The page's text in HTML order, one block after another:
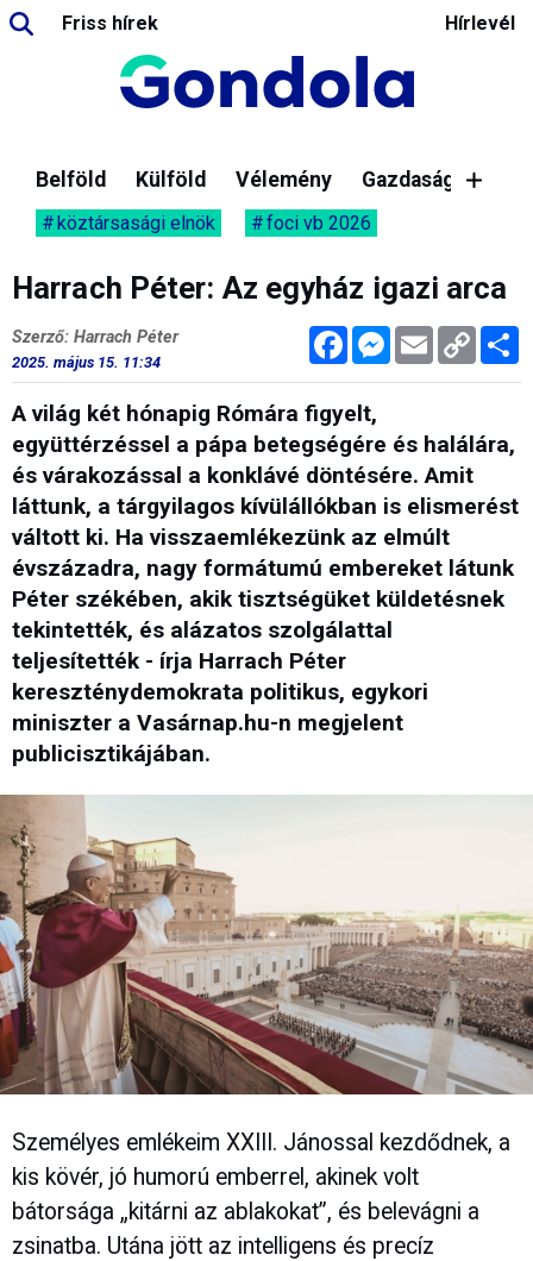
Friss hírek Hírlevél
Belföld Külföld Vélemény Gazdaság
köztársasági elnök foci vb 2026
Harrach Péter: Az egyház igazi arca
FacebookMessenger
Email Copy
Link
Szerző: Harrach Péter
2025. május 15. 11:34
A világ két hónapig Rómára figyelt,
együttérzéssel a pápa betegségére és halálára,
és várakozással a konklávé döntésére. Amit
láttunk, a tárgyilagos kívülállókban is elismerést
váltott ki. Ha visszaemlékezünk az elmúlt
évszázadra, nagy formátumú embereket látunk
Péter székében, akik tisztségüket küldetésnek
tekintették, és alázatos szolgálattal
teljesítették - írja Harrach Péter
kereszténydemokrata politikus, egykori
miniszter a Vasárnap.hu-n megjelent
publicisztikájában.
Személyes emlékeim XXIII. Jánossal kezdődnek, a
kis kövér, jó humorú emberrel, akinek volt
bátorsága „kitárni az ablakokat”, és belevágni a
zsinatba. Utána jött az intelligens és precíz